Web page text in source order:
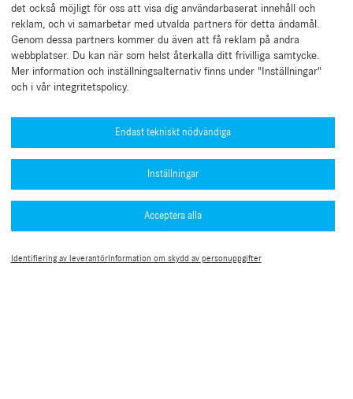
det också möjligt för oss att visa dig användarbaserat innehåll och
reklam, och vi samarbetar med utvalda partners för detta ändamål.
Genom dessa partners kommer du även att få reklam på andra
webbplatser. Du kan när som helst återkalla ditt frivilliga samtycke.
Mer information och inställningsalternativ finns under "Inställningar"
och i vår integritetspolicy.
Endast tekniskt nödvändiga
Inställningar
Acceptera alla
Identifiering av leverantörInformation om skydd av personuppgifter
Behöver du hjälp?
Mercedes-Benz Global Training
Nyheter
MFA-guide
Användarvillkor